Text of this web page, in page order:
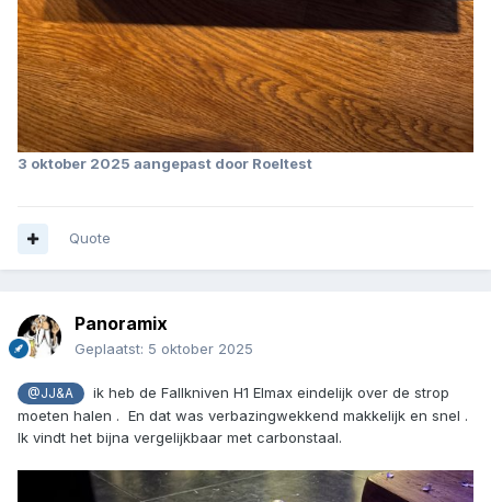
3 oktober 2025 aangepast door Roeltest
Quote
Panoramix
Geplaatst: 5 oktober 2025
@JJ&A
ik heb de Fallkniven H1 Elmax eindelijk over de strop
moeten halen . En dat was verbazingwekkend makkelijk en snel .
Ik vindt het bijna vergelijkbaar met carbonstaal.